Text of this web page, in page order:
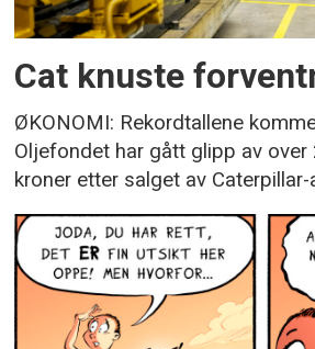
Cat knuste
ØKONOMI: Rekordtallene
Oljefondet har gått glipp av over
kroner etter salget av Caterpillar-